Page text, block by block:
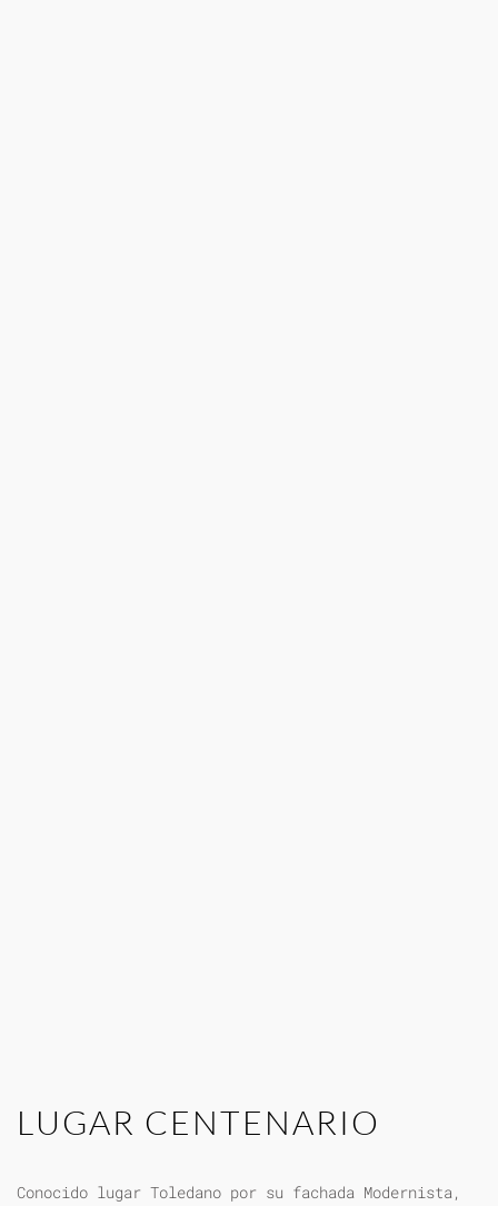
LUGAR CENTENARIO
Conocido lugar Toledano por su fachada Modernista,